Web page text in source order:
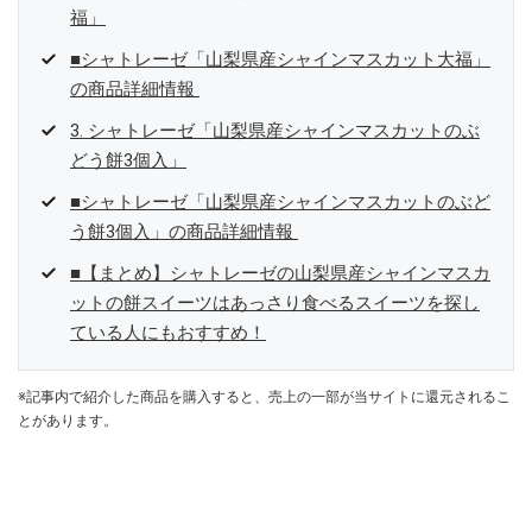
福」
■シャトレーゼ「山梨県産シャインマスカット大福」
の商品詳細情報
3. シャトレーゼ「山梨県産シャインマスカットのぶ
どう餅3個入」
■シャトレーゼ「山梨県産シャインマスカットのぶど
う餅3個入」の商品詳細情報
■【まとめ】シャトレーゼの山梨県産シャインマスカ
ットの餅スイーツはあっさり食べるスイーツを探し
ている人にもおすすめ！
※記事内で紹介した商品を購入すると、売上の一部が当サイトに還元されるこ
とがあります。